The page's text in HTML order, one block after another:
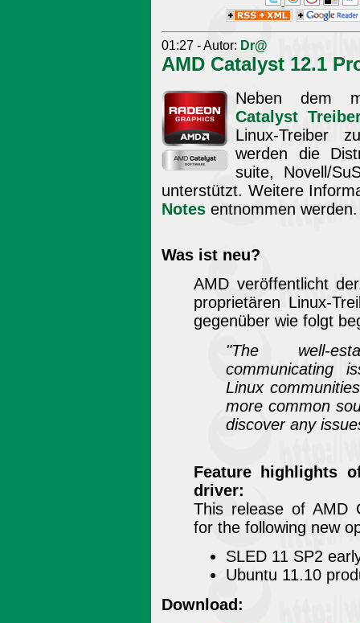
01:27 - Autor: Dr@
AMD Catalyst 12.1
Neben dem
Catalyst
Linux-Treiber
werden die
suite, Novell/
unterstützt. Weitere
Notes entnommen werden.
Was ist neu?
AMD veröffentlicht
proprietären Linux-
gegenüber wie folgt
"The well-
communicating
Linux
more common
discover any
Feature highlights
driver:
This release of AMD
for the following new
SLED 11 SP2
Ubuntu 11.10
Download: